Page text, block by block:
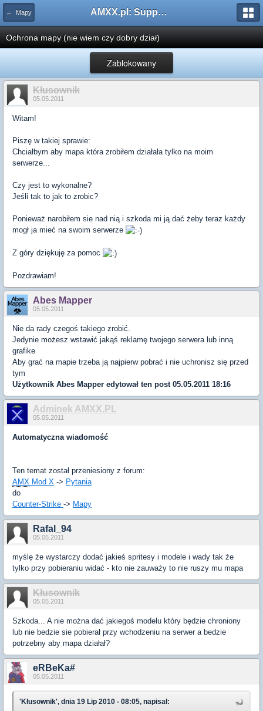
← Mapy AMXX.pl: Support AMX Mod X i SourceMod
Ochrona mapy (nie wiem czy dobry dział)
Zablokowany
Kłusownik
05.05.2011
Witam!
Piszę w takiej sprawie:
Chciałbym aby mapa która zrobiłem działała tylko na moim
serwerze...
Czy jest to wykonalne?
Jeśli tak to jak to zrobic?
Ponieważ narobiłem sie nad nią i szkoda mi ją dać żeby teraz każdy
mogł ja mieć na swoim serwerze
Z góry dziękuję za pomoc
Pozdrawiam!
Abes Mapper
05.05.2011
Nie da rady czegoś takiego zrobić.
Jedynie możesz wstawić jakąś reklamę twojego serwera lub inną
grafike
Aby grać na mapie trzeba ją najpierw pobrać i nie uchronisz się przed
tym
Użytkownik Abes Mapper edytował ten post 05.05.2011 18:16
Adminek AMXX.PL
05.05.2011
Automatyczna wiadomość
Ten temat został przeniesiony z forum:
AMX Mod X -> Pytania
do
Counter-Strike -> Mapy
Rafal_94
05.05.2011
myślę że wystarczy dodać jakieś spritesy i modele i wady tak że
tylko przy pobieraniu widać - kto nie zauważy to nie ruszy mu mapa
Kłusownik
05.05.2011
Szkoda... A nie można dać jakiegoś modelu który będzie chroniony
lub nie bedzie sie pobierał przy wchodzeniu na serwer a bedzie
potrzebny aby mapa działał?
eRBeKa#
05.05.2011
'Kłusownik', dnia 19 Lip 2010 - 08:05, napisał: